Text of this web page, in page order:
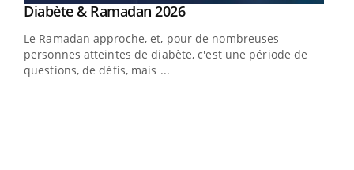
Youtube
Diabète & Ramadan 2026Youtube
Le Ramadan approche, et, pour de nombreuses
personnes atteintes de diabète, c'est une période de
questions, de défis, mais ...